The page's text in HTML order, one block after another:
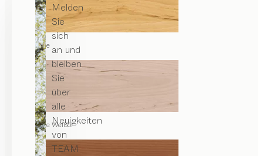
Melden
Sie
sich
an und
bleiben
Sie
über
alle
Neuigkeiten
von
TEAM
Erle
Erle Weißöl